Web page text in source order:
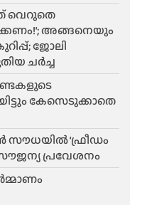
വെറുതെ
അങ്ങനെയും
ജോലി
ചർച്ച
കേസെടുക്കാതെ
സൗധയിൽ ‘ഫ്രീഡം
പ്രവേശനം